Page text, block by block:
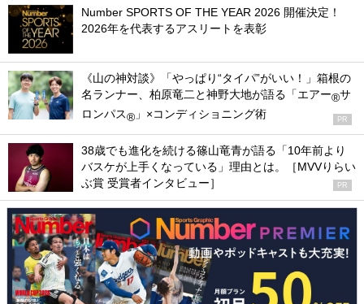
Number SPORTS OF THE YEAR 2026 開催決定！
2026年を代表するアスリートを表彰
《山の神対談》「やっぱり“タイパ”がいい！」箱根の
名ランナー、柏原竜二と神野大地が語る「エアー®サ
ロンパス® 」×コンディショニング術 PR
38歳でも進化を続ける篠山竜青が語る「10年前より
バスケが上手くなっている」理由とは。［MVVりらい
ぶ賞 受賞者インタビュー］
PR